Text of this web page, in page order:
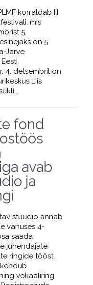
korraldab III
mis
5.
on 5.
Järve
4. detsembril on
Liis
fond
avab
ja
stuudio annab
vanuses 4-
saada
juhendajate
ringide tööst.
vokaaliring